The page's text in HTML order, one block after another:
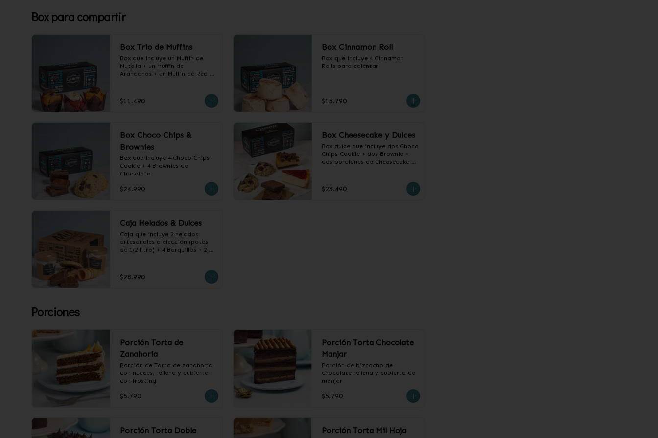
Box para compartir
Box Trio de Muffins
Box que incluye un Muffin de
Nutella + un Muffin de
Arándanos + un Muffin de Red
$11.490
Box Cinnamon Roll
Box que incluye 4 Cinnamon
Rolls para calentar
$15.790
Box Choco Chips &
Brownies
Box que incluye 4 Choco Chips
Cookie + 4 Brownies de
Chocolate
$24.990
Box Cheesecake y Dulces
Box dulce que incluye dos Choco
Chips Cookie + dos Brownie +
dos porciones de Cheesecake a
$23.490
Caja Helados & Dulces
Caja que incluye 2 helados
artesanales a elección (potes
de 1/2 litro) + 4 Barquillos + 2
$28.990
Porciones
Porción Torta de
Zanahoria
Porción de Torta de zanahoria
con nueces, rellena y cubierta
con frosting
$5.790
Porción Torta Chocolate
Manjar
Porción de bizcocho de
chocolate rellena y cubierta de
manjar
$5.790
Porción Torta Doble
Porción Torta Mil Hoja